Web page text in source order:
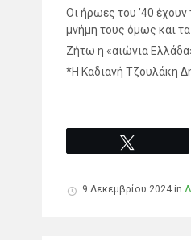
Οι ήρωες του ’40 έχουν
μνήμη τους όμως και
Ζήτω η «αιώνια
*Η Καδιανή Τζουλάκη
9 Δεκεμβρίου 2024 in